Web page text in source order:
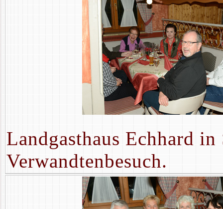
Landgasthaus Echhard
Verwandtenbesuch.